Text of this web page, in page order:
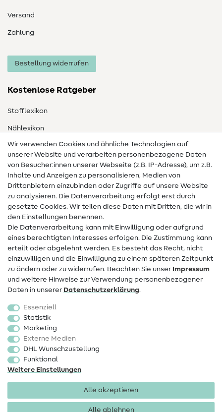
Versand
Zahlung
Bestellung widerrufen
Kostenlose Ratgeber
Stofflexikon
Nählexikon
Nähanleitungen
Hilfe & Kontakt
Kontakt
Infos zum Betreiberwechsel
Widerrufsrecht
Beliebt
Stoffe
Sale
Schnittmuster
Wir verwenden Cookies und ähnliche Technologien auf
unserer Website und verarbeiten personenbezogene Daten
von Besucher:innen unserer Webseite (z.B. IP-Adresse), um z.B.
Inhalte und Anzeigen zu personalisieren, Medien von
Drittanbietern einzubinden oder Zugriffe auf unsere Website
zu analysieren. Die Datenverarbeitung erfolgt erst durch
gesetzte Cookies. Wir teilen diese Daten mit Dritten, die wir in
den Einstellungen benennen.
Die Datenverarbeitung kann mit Einwilligung oder aufgrund
eines berechtigten Interesses erfolgen. Die Zustimmung kann
erteilt oder abgelehnt werden. Es besteht das Recht, nicht
einzuwilligen und die Einwilligung zu einem späteren Zeitpunkt
zu ändern oder zu widerrufen. Beachten Sie unser Impressum
und weitere Hinweise zur Verwendung personenbezogener
Daten in unserer Daten­schutz­erklärung.
Essenziell
Statistik
Marketing
Externe Medien
DHL Wunschzustellung
Funktional
Weitere Einstellungen
Alle akzeptieren
Alle ablehnen
Impressum Datenschutz
AGB